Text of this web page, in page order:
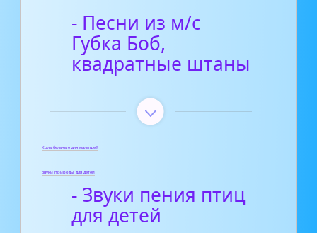
- Песни из м/с
Губка Боб,
квадратные штаны
Колыбельные для малышей
Звуки природы для детей
- Звуки пения птиц
для детей